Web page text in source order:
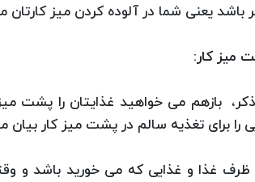
یعنی شما در آلوده کردن میز کارتان
میز کار:
بازهم می خواهید غذایتان را پشت
را برای تغذیه سالم در پشت میز کار بیان
ظرف غذا و غذایی که می خورید باشد و